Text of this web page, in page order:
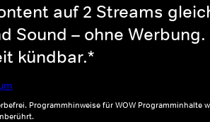
auf 2 Streams
Sound – ohne
kündbar.*
Programmhinweise für WOW Programminhalte